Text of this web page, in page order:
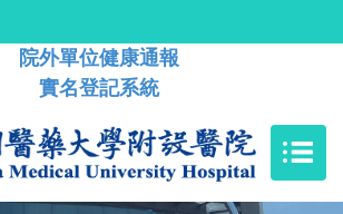
院外單位健康通報
實名登記系統